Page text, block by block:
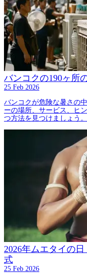
バンコクの190ヶ所
25 Feb 2026
バンコクが危険な暑さの
ーの場所、サービス、ヒ
つ方法を見つけましょう。
2026年ムエタイの
式
25 Feb 2026